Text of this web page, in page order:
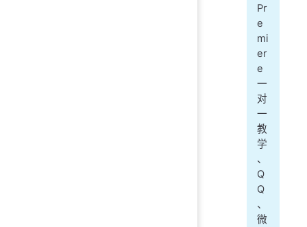
Pr
e
mi
er
e
一
对
一
教
学
、
Q
Q
、
微